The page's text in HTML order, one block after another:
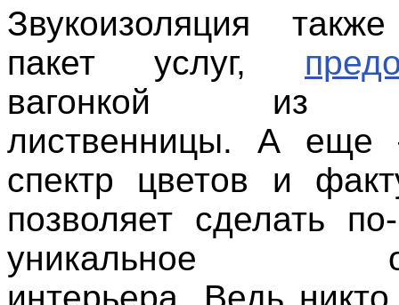
Звукоизоляция
пакет услуг,
вагонкой из
лиственницы. А
спектр цветов и
позволяет сделать
уникальное
интерьера. Ведь